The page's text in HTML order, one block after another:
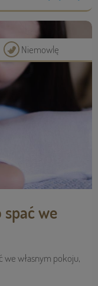
Niemowlę
we
we własnym pokoju,